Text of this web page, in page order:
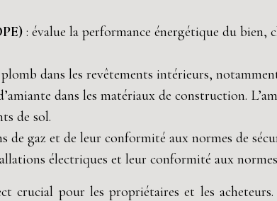
: évalue la performance énergétique du bien,
plomb dans les revêtements intérieurs,
dans les matériaux de construction.
de sol.
de gaz et de leur conformité aux normes de
électriques et leur conformité aux
crucial pour les propriétaires et les